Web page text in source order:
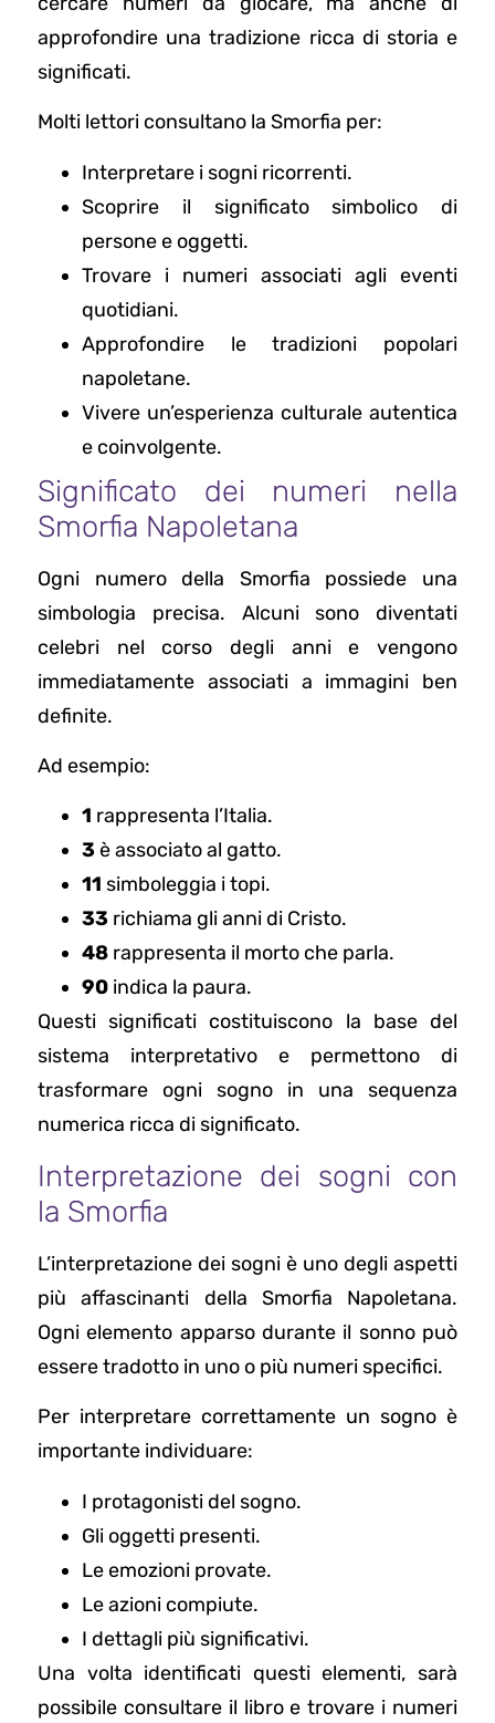
approfondire una tradizione ricca di storia e
significati.
Molti lettori consultano la Smorfia per:
Interpretare i sogni ricorrenti.
Scoprire il significato simbolico di
persone e oggetti.
Trovare i numeri associati agli eventi
quotidiani.
Approfondire le tradizioni popolari
napoletane.
Vivere un’esperienza culturale autentica
e coinvolgente.
Significato dei numeri nella
Smorfia Napoletana
Ogni numero della Smorfia possiede una
simbologia precisa. Alcuni sono diventati
celebri nel corso degli anni e vengono
immediatamente associati a immagini ben
definite.
Ad esempio:
1 rappresenta l’Italia.
3 è associato al gatto.
11 simboleggia i topi.
33 richiama gli anni di Cristo.
48 rappresenta il morto che parla.
90 indica la paura.
Questi significati costituiscono la base del
sistema interpretativo e permettono di
trasformare ogni sogno in una sequenza
numerica ricca di significato.
Interpretazione dei sogni con
la Smorfia
L’interpretazione dei sogni è uno degli aspetti
più affascinanti della Smorfia Napoletana.
Ogni elemento apparso durante il sonno può
essere tradotto in uno o più numeri specifici.
Per interpretare correttamente un sogno è
importante individuare:
I protagonisti del sogno.
Gli oggetti presenti.
Le emozioni provate.
Le azioni compiute.
I dettagli più significativi.
Una volta identificati questi elementi, sarà
possibile consultare il libro e trovare i numeri